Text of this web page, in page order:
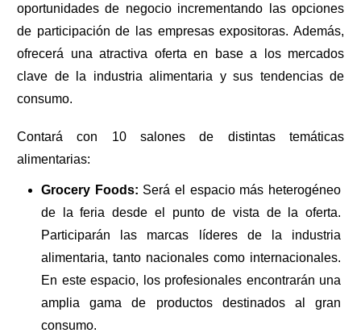
oportunidades de negocio incrementando las opciones
de participación de las empresas expositoras. Además,
ofrecerá una atractiva oferta en base a los mercados
clave de la industria alimentaria y sus tendencias de
consumo.
Contará con 10 salones de distintas temáticas
alimentarias:
Grocery Foods: Será el espacio más heterogéneo
de la feria desde el punto de vista de la oferta.
Participarán las marcas líderes de la industria
alimentaria, tanto nacionales como internacionales.
En este espacio, los profesionales encontrarán una
amplia gama de productos destinados al gran
consumo.